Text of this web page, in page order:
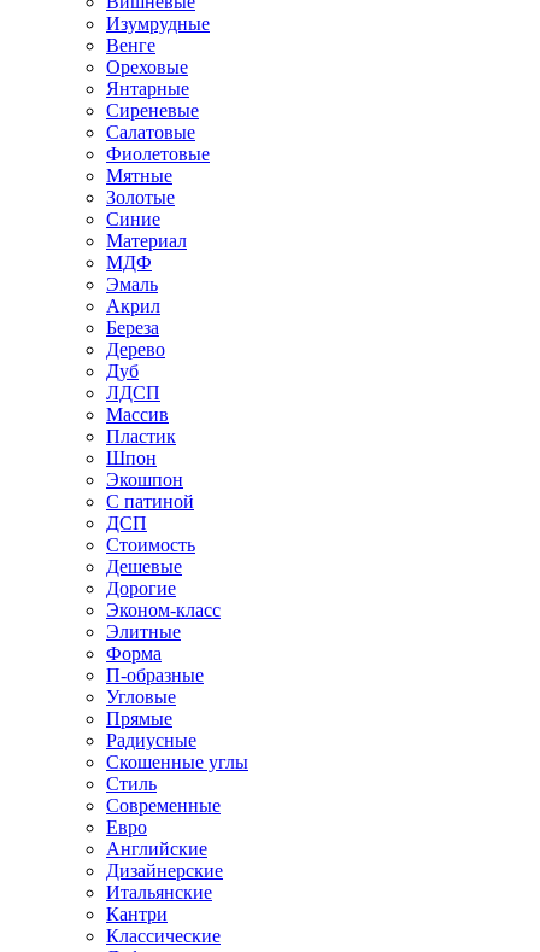
Изумрудные
Венге
Ореховые
Янтарные
Сиреневые
Салатовые
Фиолетовые
Мятные
Золотые
Синие
Материал
МДФ
Эмаль
Акрил
Береза
Дерево
Дуб
ЛДСП
Массив
Пластик
Шпон
Экошпон
С патиной
ДСП
Стоимость
Дешевые
Дорогие
Эконом-класс
Элитные
Форма
П-образные
Угловые
Прямые
Радиусные
Скошенные углы
Стиль
Современные
Евро
Английские
Дизайнерские
Итальянские
Кантри
Классические